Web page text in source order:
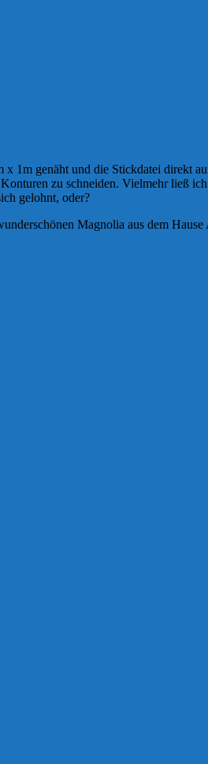
1m genäht und die Stickdatei direkt
zu schneiden. Vielmehr ließ
gelohnt, oder?
Magnolia aus dem